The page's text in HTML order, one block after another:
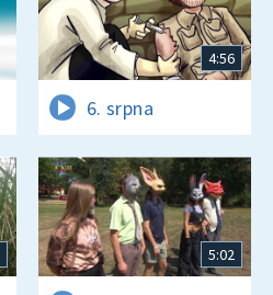
4:56
6. srpna
5:02